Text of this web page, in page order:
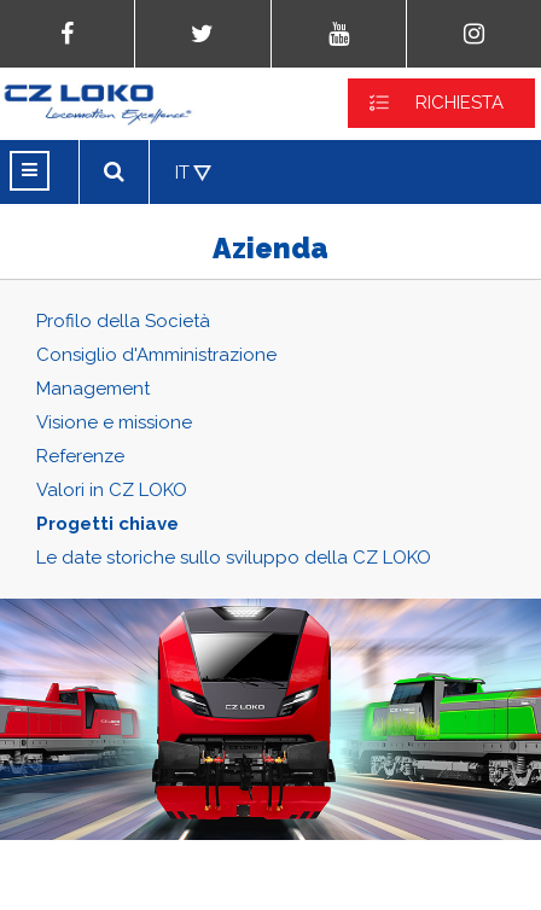
IT
RICHIESTA
Azienda
Profilo della Società
Consiglio d'Amministrazione
Management
Visione e missione
Referenze
Valori in CZ LOKO
Progetti chiave
Le date storiche sullo sviluppo della CZ LOKO